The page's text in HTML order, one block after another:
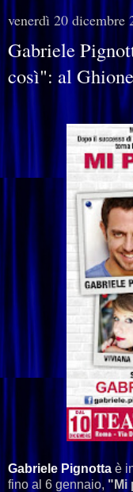
venerdì 20 dicembre
Gabriele
così": al
Gabriele Pignotta è
fino al 6 gennaio, "Mi